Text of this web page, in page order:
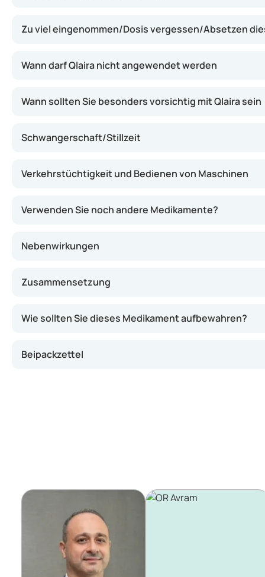
Zu viel eingenommen/Dosis vergessen/Absetzen
Wann darf Qlaira nicht angewendet werden
Wann sollten Sie besonders vorsichtig mit Qlaira sein
Schwangerschaft/Stillzeit
Verkehrstüchtigkeit und Bedienen von Maschinen
Verwenden Sie noch andere Medikamente?
Nebenwirkungen
Zusammensetzung
Wie sollten Sie dieses Medikament aufbewahren?
Beipackzettel